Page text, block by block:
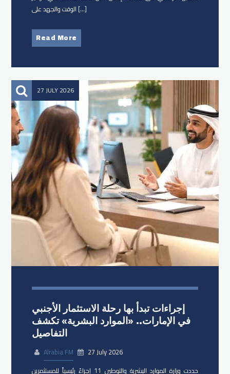
الوقت والجهد على […]
Read More
27 JULY 2026
إجراءات تبدأ بها رحلة الاستثمار الأجنبي
في الإمارات.. «الموارد البشرية» تكشف
التفاصيل
Alrabia FM
27 July 2026
حددت وزارة الموارد البشرية والتوطين 11 إجراءً رئيسياً للمستثمرين